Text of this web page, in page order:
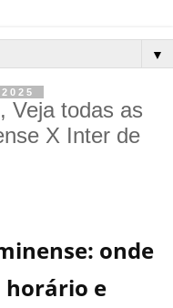
▼
Veja todas as
X Inter de
onde
horário e